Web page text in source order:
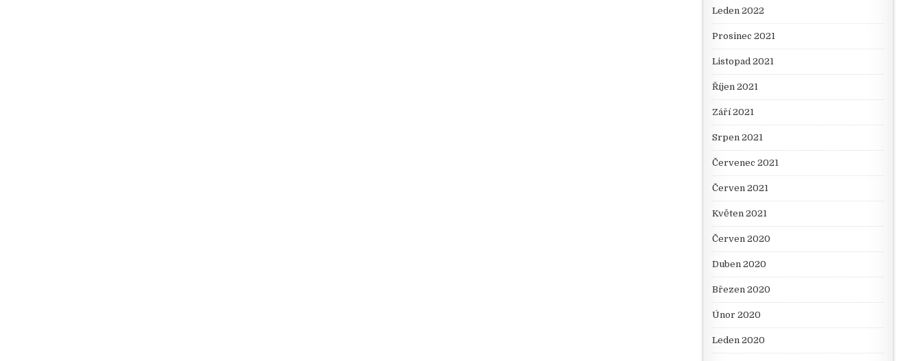
Leden 2022
Prosinec 2021
Listopad 2021
Říjen 2021
Září 2021
Srpen 2021
Červenec 2021
Červen 2021
Květen 2021
Červen 2020
Duben 2020
Březen 2020
Únor 2020
Leden 2020